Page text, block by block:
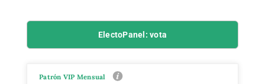
ElectoPanel: vota
Patrón VIP Mensual